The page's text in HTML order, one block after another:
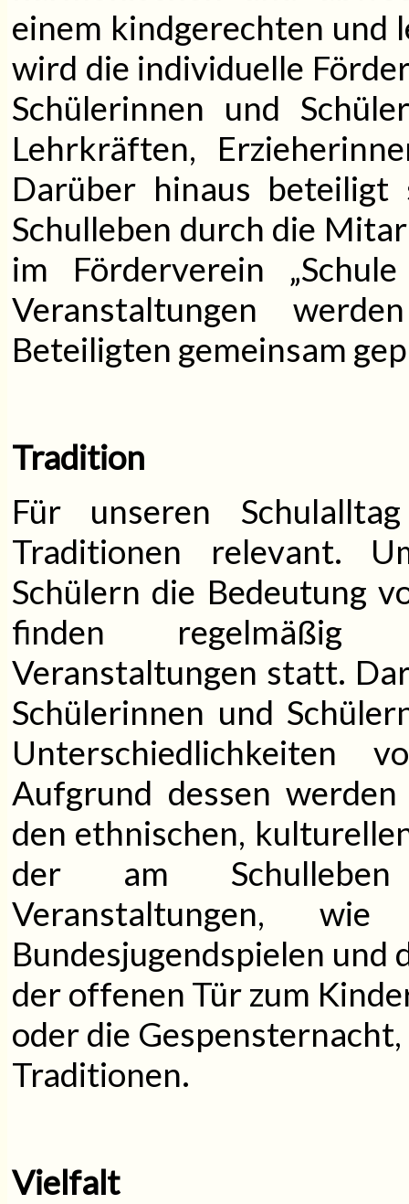
einem kindgerechten und
wird die individuelle
Schülerinnen und
Lehrkräften,
Darüber hinaus
Schulleben durch die
im Förderverein
Veranstaltungen
Beteiligten gemeinsam
Tradition
Für unseren
Traditionen relevant.
Schülern die Bedeutung
finden regelmäßig
Veranstaltungen statt.
Schülerinnen und
Unterschiedlichkeiten
Aufgrund dessen
den ethnischen,
der am Schulleben
Veranstaltungen,
Bundesjugendspielen und
der offenen Tür zum
oder die
Traditionen.
Vielfalt